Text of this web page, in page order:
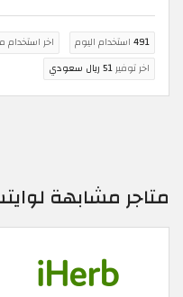
491 استخدام اليوم اخر استخدام
اخر توفير51 ريال سعودي
متاجر مشابهة